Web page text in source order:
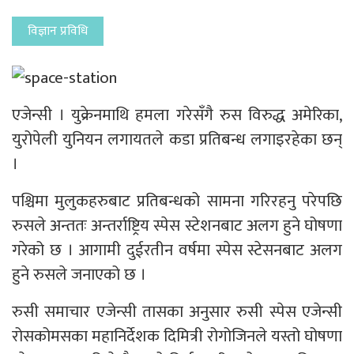
विज्ञान प्रविधि
एजेन्सी । युक्रेनमाथि हमला गरेसँगै रुस विरुद्ध अमेरिका,
युरोपेली युनियन लगायतले कडा प्रतिबन्ध लगाइरहेका छन्
।
पश्चिमा मुलुकहरुबाट प्रतिबन्धको सामना गरिरहनु परेपछि
रुसले अन्ततः अन्तर्राष्ट्रिय स्पेस स्टेशनबाट अलग हुने घोषणा
गरेको छ । आगामी दुईरतीन वर्षमा स्पेस स्टेसनबाट अलग
हुने रुसले जनाएको छ ।
रुसी समाचार एजेन्सी तासका अनुसार रुसी स्पेस एजेन्सी
रोसकोमसका महानिर्देशक दिमित्री रोगोजिनले यस्तो घोषणा